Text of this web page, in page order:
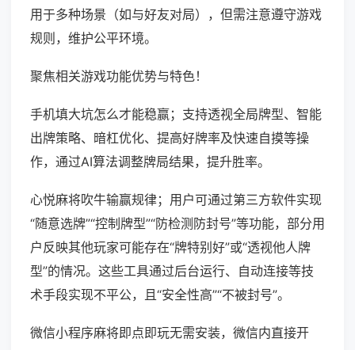
用于多种场景（如与好友对局），但需注意遵守游戏
规则，维护公平环境。
聚焦相关游戏功能优势与特色！
手机填大坑怎么才能稳赢；支持透视全局牌型、智能
出牌策略、暗杠优化、提高好牌率及快速自摸等操
作，通过AI算法调整牌局结果，提升胜率。
心悦麻将吹牛输赢规律；用户可通过第三方软件实现
“随意选牌”“控制牌型”“防检测防封号”等功能，部分用
户反映其他玩家可能存在“牌特别好”或“透视他人牌
型”的情况。这些工具通过后台运行、自动连接等技
术手段实现不平公，且“安全性高”“不被封号”。
微信小程序麻将即点即玩无需安装，微信内直接开